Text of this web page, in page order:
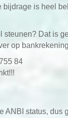
bijdrage is heel
steunen? Dat is
op
84
ANBI status, dus